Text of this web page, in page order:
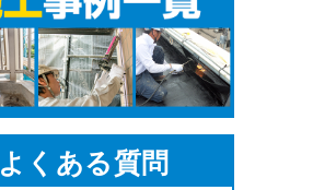
よくある質問